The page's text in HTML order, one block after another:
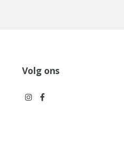
Volg ons